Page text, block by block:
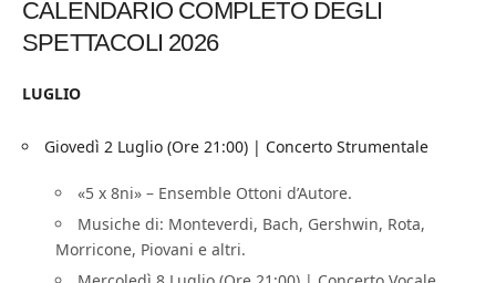
CALENDARIO COMPLETO DEGLI
SPETTACOLI 2026
LUGLIO
Giovedì 2 Luglio (Ore 21:00) | Concerto Strumentale
«5 x 8ni» – Ensemble Ottoni d’Autore.
Musiche di: Monteverdi, Bach, Gershwin, Rota,
Morricone, Piovani e altri.